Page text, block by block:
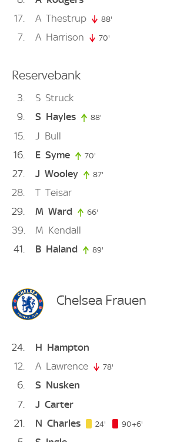
17
A Thestrup 88'
7 A Harrison 70'
Reservebank
3 S Struck
9
S Hayles 88'
15 J Bull
16
E Syme 70'
27 J Wooley 87'
28 T Teisar
29
M Ward 66'
39 M Kendall
41
B Haland 89'
Chelsea Frauen
24 H Hampton
12
A Lawrence 78'
6 S Nusken
7
J Carter
21
N Charles 24' 24. minute
90+6'